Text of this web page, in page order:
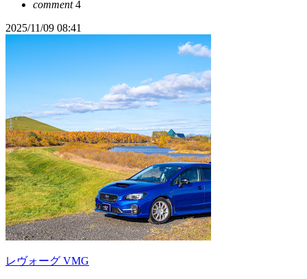
comment4
2025/11/09 08:41
レヴォーグ VMG